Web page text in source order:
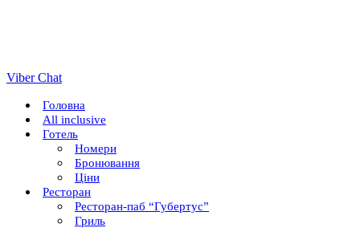
Viber Chat
Головна
All inclusive
Готель
Номери
Бронювання
Ціни
Ресторан
Ресторан-паб “Губертус”
Гриль